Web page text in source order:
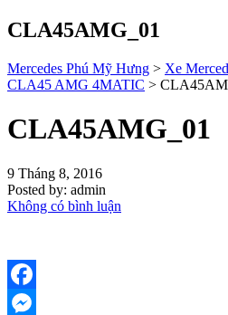
CLA45AMG_01
Mercedes Phú Mỹ Hưng > Xe
CLA45 AMG 4MATIC >
CLA45AMG_01
9 Tháng 8, 2016
Posted by: admin
Không có bình luận
Facebook